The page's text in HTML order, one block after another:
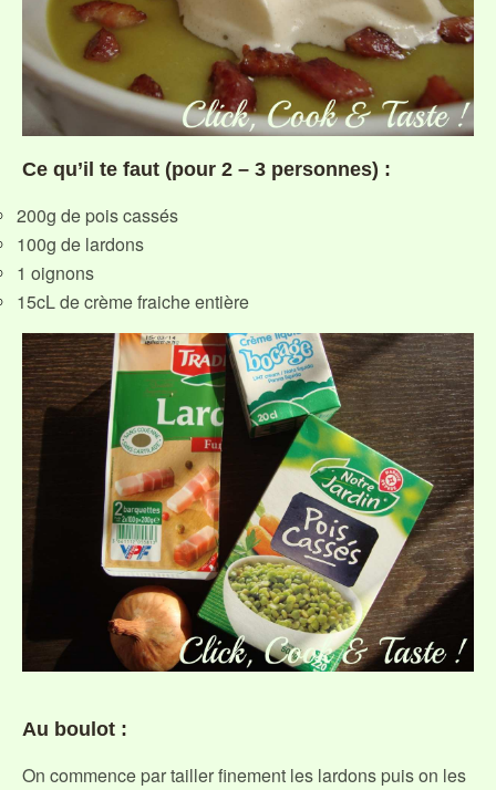
Ce qu’il te faut (pour 2 – 3 personnes) :
200g de pois cassés
100g de lardons
1 oignons
15cL de crème fraiche entière
Au boulot :
On commence par tailler finement les lardons puis on les